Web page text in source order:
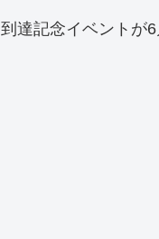
達記念イベントが